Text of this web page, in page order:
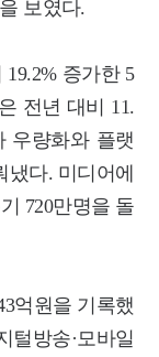
보였다.
증가한 5
전년 대비 11.
우량화와 플랫
냈다. 미디어에
720만명을 돌
억원을 기록했
방송·모바일